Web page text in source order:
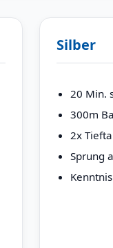
Silber
20 Min.
300m
2x
Sprung